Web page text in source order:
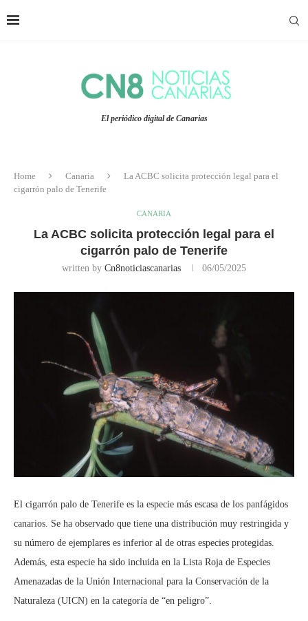
El periódico digital de Canarias
Home Canaria
La ACBC solicita protección legal para el
cigarrón palo de Tenerife
CANARIA
La ACBC solicita protección legal para el
cigarrón palo de Tenerife
written by Cn8noticiascanarias 06/05/2025
El cigarrón palo de Tenerife es la especie más escasa de los panfágidos
canarios. Se ha observado que tiene una distribución muy restringida y
su número de ejemplares es inferior al de otras especies protegidas.
Además, esta especie ha sido incluida en la Lista Roja de Especies
Amenazadas de la Unión Internacional para la Conservación de la
Naturaleza (UICN) en la categoría de “en peligro”.